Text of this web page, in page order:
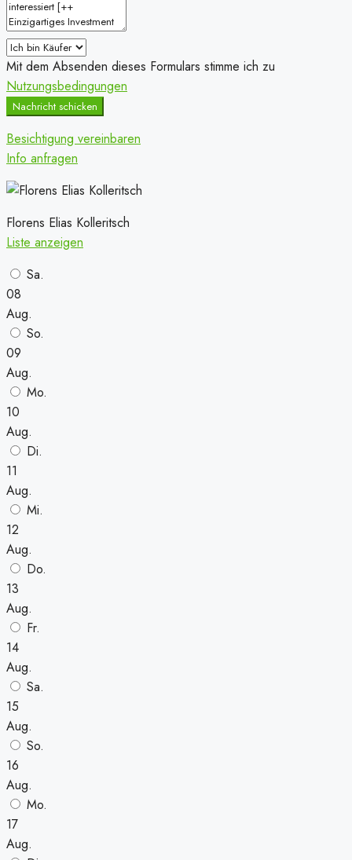
Mit dem Absenden dieses Formulars stimme ich zu
Nutzungsbedingungen
Nachricht schicken
Besichtigung vereinbaren
Info anfragen
Florens Elias Kolleritsch
Liste anzeigen
Sa.
08
Aug.
So.
09
Aug.
Mo.
10
Aug.
Di.
11
Aug.
Mi.
12
Aug.
Do.
13
Aug.
Fr.
14
Aug.
Sa.
15
Aug.
So.
16
Aug.
Mo.
17
Aug.